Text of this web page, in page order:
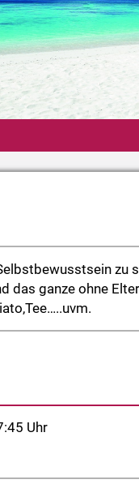
zu
das ganze ohne
Uhr